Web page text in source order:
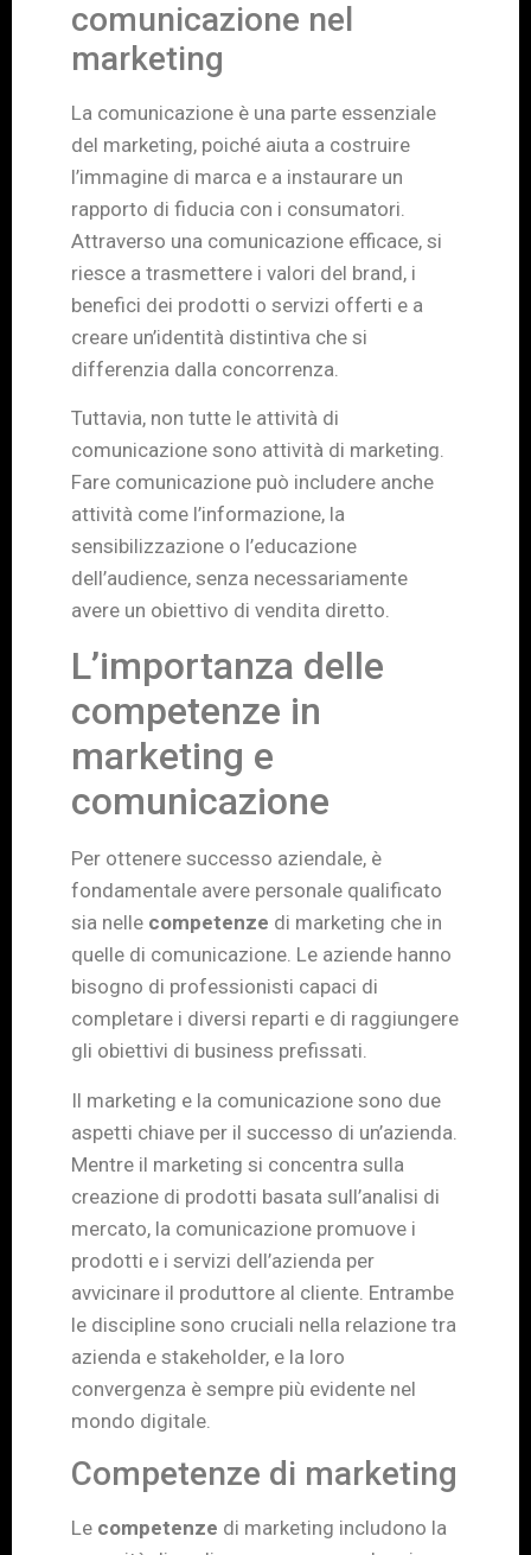
comunicazione nel
marketing
La comunicazione è una parte essenziale
del marketing, poiché aiuta a costruire
l’immagine di marca e a instaurare un
rapporto di fiducia con i consumatori.
Attraverso una comunicazione efficace, si
riesce a trasmettere i valori del brand, i
benefici dei prodotti o servizi offerti e a
creare un’identità distintiva che si
differenzia dalla concorrenza.
Tuttavia, non tutte le attività di
comunicazione sono attività di marketing.
Fare comunicazione può includere anche
attività come l’informazione, la
sensibilizzazione o l’educazione
dell’audience, senza necessariamente
avere un obiettivo di vendita diretto.
L’importanza delle
competenze in
marketing e
comunicazione
Per ottenere successo aziendale, è
fondamentale avere personale qualificato
sia nelle competenze di marketing che in
quelle di comunicazione. Le aziende hanno
bisogno di professionisti capaci di
completare i diversi reparti e di raggiungere
gli obiettivi di business prefissati.
Il marketing e la comunicazione sono due
aspetti chiave per il successo di un’azienda.
Mentre il marketing si concentra sulla
creazione di prodotti basata sull’analisi di
mercato, la comunicazione promuove i
prodotti e i servizi dell’azienda per
avvicinare il produttore al cliente. Entrambe
le discipline sono cruciali nella relazione tra
azienda e stakeholder, e la loro
convergenza è sempre più evidente nel
mondo digitale.
Competenze di marketing
Le competenze di marketing includono la